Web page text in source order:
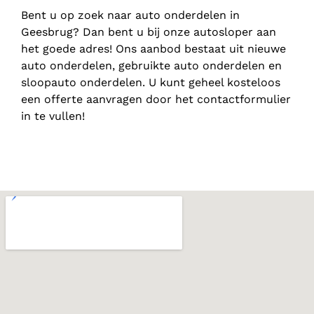
Bent u op zoek naar auto onderdelen in
Geesbrug? Dan bent u bij onze autosloper aan
het goede adres! Ons aanbod bestaat uit nieuwe
auto onderdelen, gebruikte auto onderdelen en
sloopauto onderdelen. U kunt geheel kosteloos
een offerte aanvragen door het contactformulier
in te vullen!